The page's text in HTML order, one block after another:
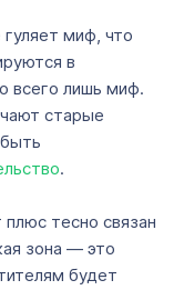
миф, что
в
всего лишь миф.
старые
.
плюс тесно связан
зона — это
будет